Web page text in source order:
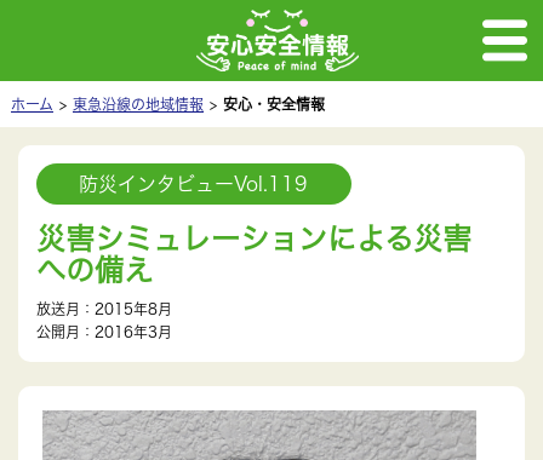
ホーム 東急沿線の地域情報 安心・安全情報
防災インタビューVol.119
災害シミュレーションによる災害
への備え
放送月：2015年8月
公開月：2016年3月